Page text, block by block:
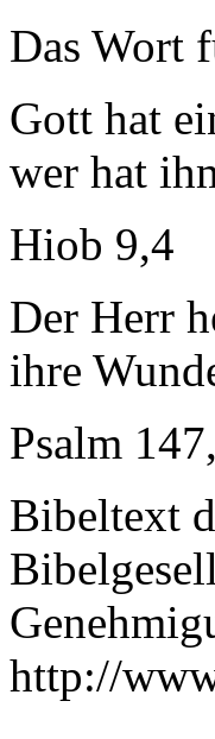
Das Wort
Gott hat
wer hat
Hiob 9,4
Der Herr
ihre
Psalm
Bibeltext
http://